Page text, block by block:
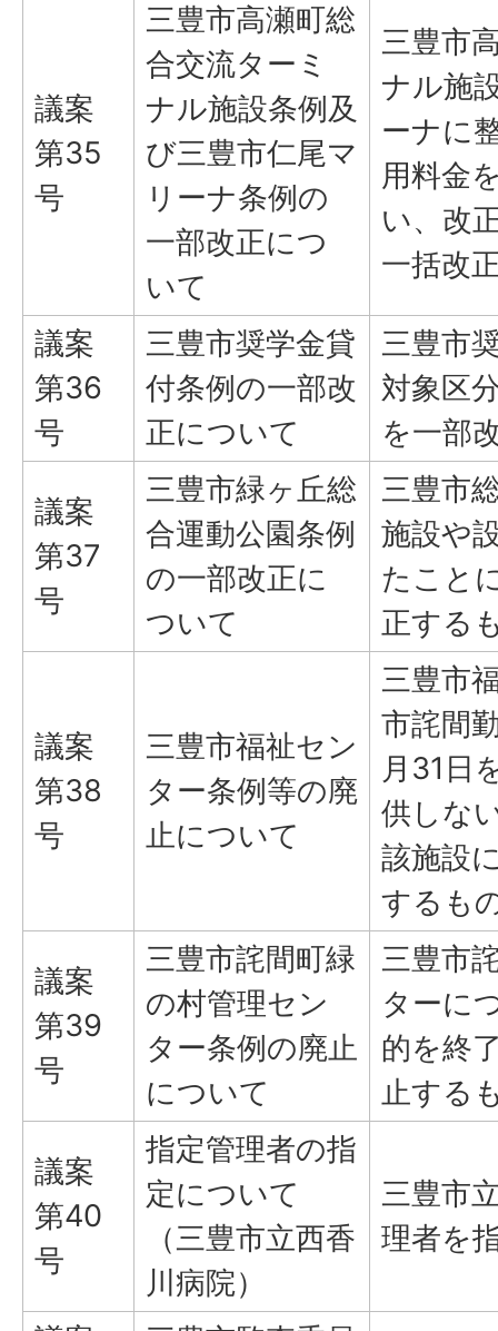
議案
第35
号
三豊市高瀬町総
合交流ターミ
ナル施設条例及
び三豊市仁尾マ
リーナ条例の
一部改正につ
いて
三豊市
ナル施
ーナに
用料金
い、改
一括改
議案
第36
号
三豊市奨学金貸
付条例の一部改
正について
三豊市
対象区
を一部
議案
第37
号
三豊市緑ヶ丘総
合運動公園条例
の一部改正に
ついて
三豊市
施設や
たこと
正する
議案
第38
号
三豊市福祉セン
ター条例等の廃
止について
三豊市
市詫間
月31日
供しな
該施設
するも
議案
第39
号
三豊市詫間町緑
の村管理セン
ター条例の廃止
について
三豊市
ターに
的を終
止する
議案
第40
号
指定管理者の指
定について
（三豊市立西香
川病院）
三豊市
理者を